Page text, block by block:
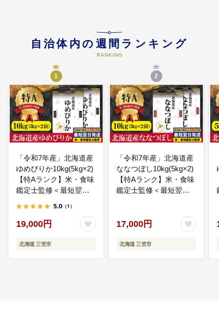
します。
5.人が未来に向かって夢を育める
まちづくりの主役は市民一人ひと
りです。市民が積極的にまちづく
りに参加できるように、市民と行
政が情報を共有し、ともに考え、
ともに行動するまちをめざしま
す。
6.三笠高校生レストランの運営事
三笠市では、北海道三笠高等学校
の調理部・製菓部・地域連携部の
ESSOR」を運営しています。 施
設の維持管理など運営事業に活用
します。
自治体内の週間ランキング
RANKING
1
「令和7年産」北海道産
ゆめぴりか10kg(5kg×2)
【特Aランク】米・食味
鑑定士監修＜最短翌日
5.0 （1）
19,000円
北海道 三笠市
2
「令和7年産」北海道産
ななつぼし10kg(5kg×2)
【特Aランク】米・食味
鑑定士監修＜最短翌日
17,000円
北海道 三笠市